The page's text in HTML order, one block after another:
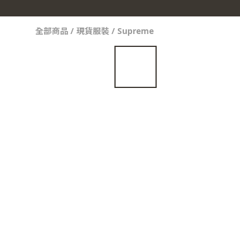
全部商品 / 現貨服裝 / Supreme